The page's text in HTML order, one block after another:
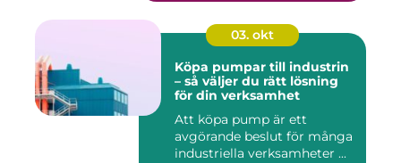
03. okt
Köpa pumpar till industrin
– så väljer du rätt lösning
för din verksamhet
Att köpa pump är ett
avgörande beslut för många
industriella verksamheter ...